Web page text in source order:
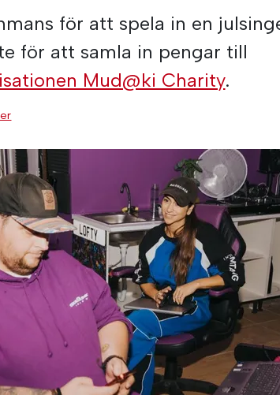
för att spela in en
för att samla in pengar till
Mud@ki Charity.